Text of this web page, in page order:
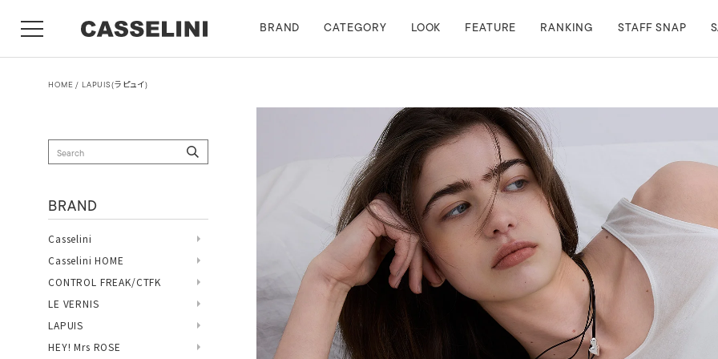
BRAND CATEGORY LOOK FEATURE RANKING STAFF SNAP
HOME LAPUIS(ラピュイ)
BRAND
Casselini
Casselini HOME
CONTROL FREAK/CTFK
LE VERNIS
LAPUIS
HEY! Mrs ROSE